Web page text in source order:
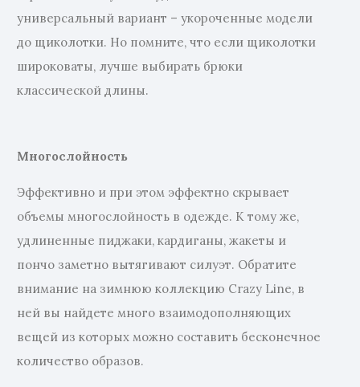
универсальный вариант – укороченные модели
до щиколотки. Но помните, что если щиколотки
широковаты, лучше выбирать брюки
классической длины.
Многослойность
Эффективно и при этом эффектно скрывает
объемы многослойность в одежде. К тому же,
удлиненные пиджаки, кардиганы, жакеты и
пончо заметно вытягивают силуэт. Обратите
внимание на зимнюю коллекцию Crazy Line, в
ней вы найдете много взаимодополняющих
вещей из которых можно составить бесконечное
количество образов.